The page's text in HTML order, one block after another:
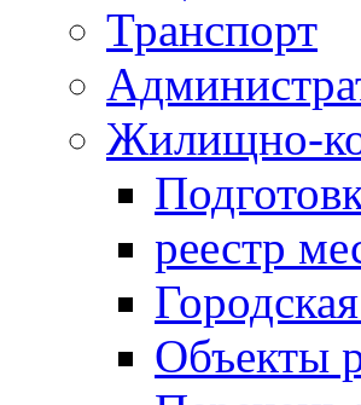
Транспорт
Жилищно-
реестр
Объекты